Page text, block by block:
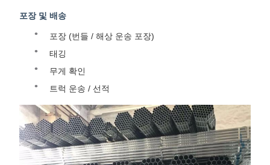
포장 및 배송
포장 (번들 / 해상 운송 포장)
태깅
무게 확인
트럭 운송 / 선적